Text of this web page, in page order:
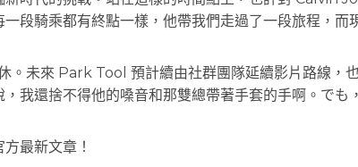
段騎乘都有終點一樣，他帶我們走過了一段旅程，而
。未來 Park Tool 預計續由社群團隊延續影片路線，
我還捨不得他的嗓音和那雙總帶著手套的手啊。でも
最新文章！